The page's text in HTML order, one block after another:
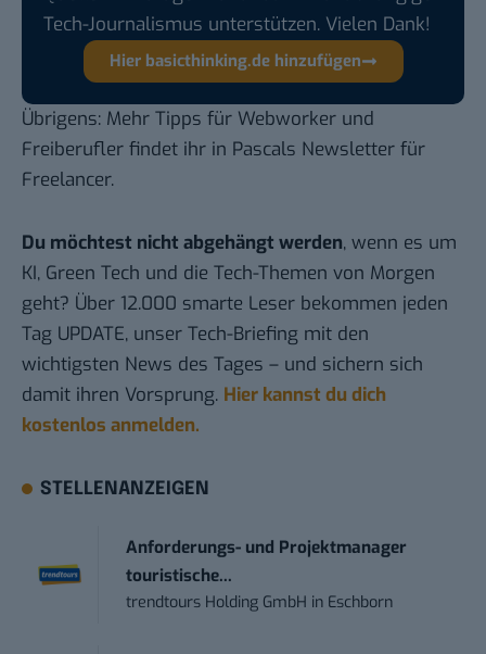
Tech-Journalismus unterstützen. Vielen Dank!
Hier basicthinking.de hinzufügen
Übrigens: Mehr Tipps für Webworker und
Freiberufler findet ihr in Pascals Newsletter für
Freelancer.
Du möchtest nicht abgehängt werden, wenn es um
KI, Green Tech und die Tech-Themen von Morgen
geht? Über 12.000 smarte Leser bekommen jeden
Tag UPDATE, unser Tech-Briefing mit den
wichtigsten News des Tages – und sichern sich
damit ihren Vorsprung. Hier kannst du dich
kostenlos anmelden.
STELLENANZEIGEN
Anforderungs- und Projektmanager
touristische...
trendtours Holding GmbH in Eschborn